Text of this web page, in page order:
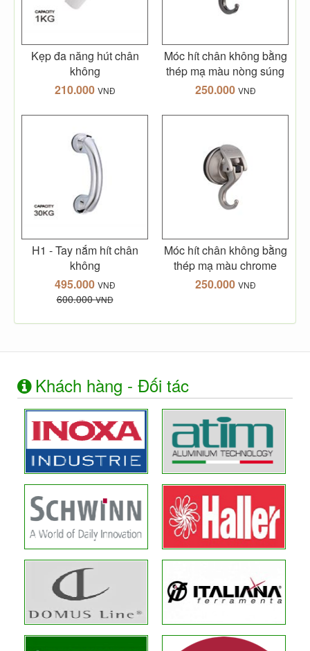
Kẹp đa năng hút chân
không
210.000 VNĐ
Móc hít chân không bằng
thép mạ màu nòng súng
250.000 VNĐ
H1 - Tay nắm hít chân
không
495.000 VNĐ
600.000VNĐ
Móc hít chân không bằng
thép mạ màu chrome
250.000 VNĐ
Khách hàng - Đối tác